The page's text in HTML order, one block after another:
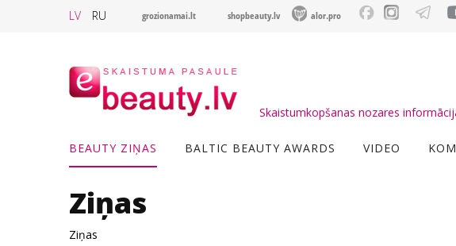
LV RU grozionamai.lt shopbeauty.lv alor.pro
Skaistumkopšanas nozares
BEAUTY ZIŅAS BALTIC BEAUTY AWARDS VIDEO
Ziņas
Ziņas